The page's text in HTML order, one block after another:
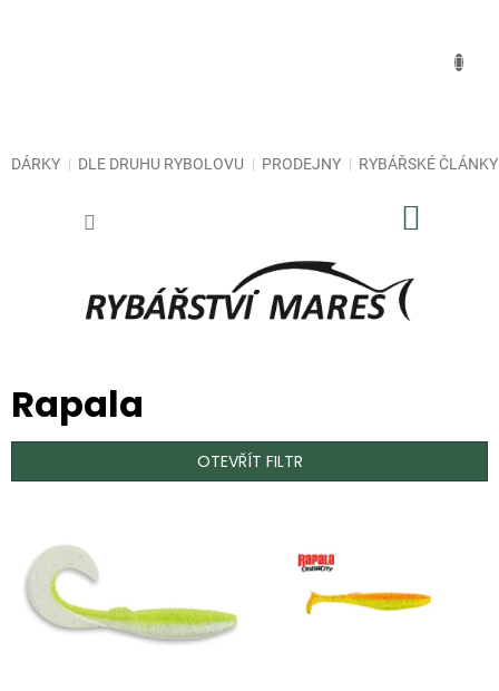
DÁRKY DLE DRUHU RYBOLOVU PRODEJNY RYBÁŘSKÉ ČLÁNKY
Rapala
OTEVŘÍT FILTR
p